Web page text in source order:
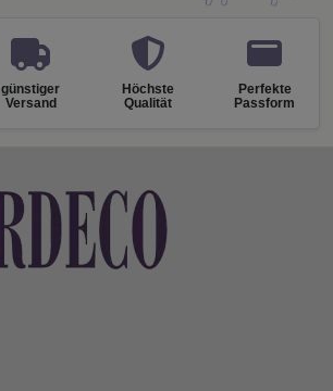
günstiger
Versand
Höchste
Qualität
Perfekte
Passform